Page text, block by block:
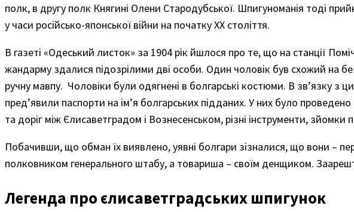
полк, в другу полк Княгині Олени Стародубської. Шпигуноманія тоді
у часи російсько-японської війни на початку ХХ століття.
В газеті «Одеський листок» за 1904 рік йшлося про те, що на станції
жандарму здалися підозрілими дві особи. Один чоловік був схожий на
ручну мавпу. Чоловіки були одягнені в болгарські костюми. В зв’язку з
пред’явили паспорти на ім’я болгарських підданих. У них було
та доріг між Єлисаветградом і Вознесенськом, різні інструменти, зйомки
Побачивши, що обман їх виявлено, уявні болгари зізналися, що вони –
полковником генерального штабу, а товариша – своїм денщиком.
Легенда про єлисаветградських шпигунок